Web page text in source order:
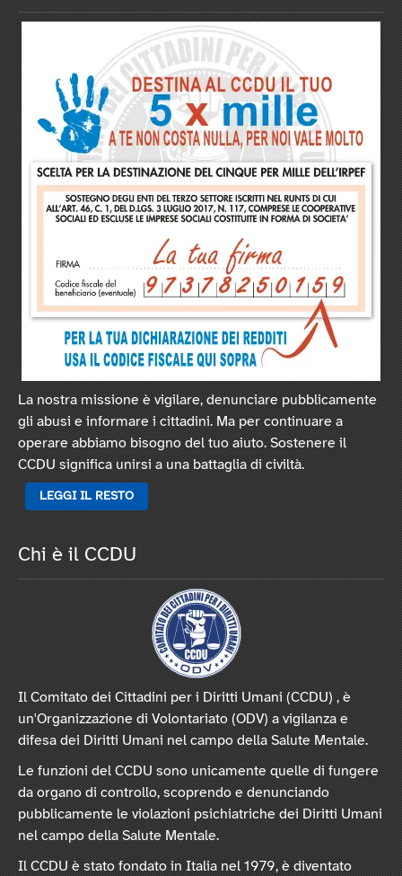
La nostra missione è vigilare, denunciare pubblicamente
gli abusi e informare i cittadini. Ma per continuare a
operare abbiamo bisogno del tuo aiuto. Sostenere il
CCDU significa unirsi a una battaglia di civiltà.
LEGGI IL RESTO
Chi è il CCDU
Il Comitato dei Cittadini per i Diritti Umani (CCDU) , è
un'Organizzazione di Volontariato (ODV) a vigilanza e
difesa dei Diritti Umani nel campo della Salute Mentale.
Le funzioni del CCDU sono unicamente quelle di fungere
da organo di controllo, scoprendo e denunciando
pubblicamente le violazioni psichiatriche dei Diritti Umani
nel campo della Salute Mentale.
Il CCDU è stato fondato in Italia nel 1979, è diventato